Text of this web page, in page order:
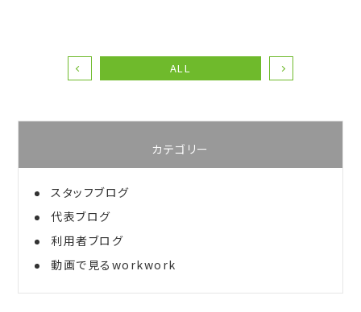
ALL
カテゴリー
スタッフブログ
代表ブログ
利用者ブログ
動画で見るworkwork